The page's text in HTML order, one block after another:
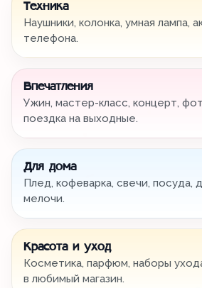
Техника
Наушники, колонка, умная лампа,
телефона.
Впечатления
Ужин, мастер-класс, концерт,
поездка на выходные.
Для дома
Плед, кофеварка, свечи, посуда,
мелочи.
Красота и уход
Косметика, парфюм, наборы
в любимый магазин.